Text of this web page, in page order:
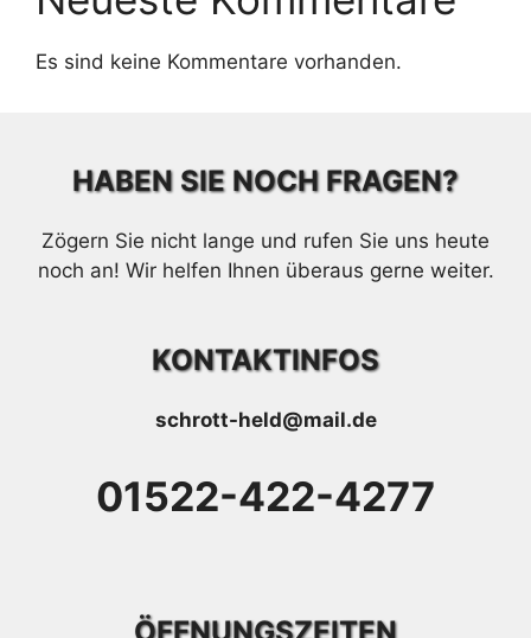
Es sind keine Kommentare vorhanden.
HABEN SIE NOCH FRAGEN?
Zögern Sie nicht lange und rufen Sie uns heute
noch an! Wir helfen Ihnen überaus gerne weiter.
KONTAKTINFOS
schrott-held@mail.de
01522-422-4277
ÖFFNUNGSZEITEN